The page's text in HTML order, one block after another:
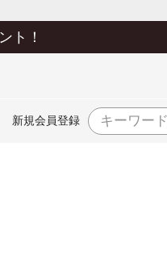
ト！
新規会員登録